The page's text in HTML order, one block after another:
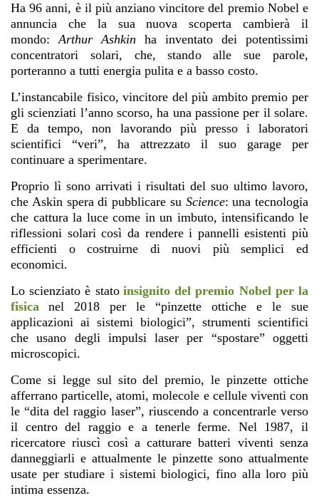
Ha 96 anni, è il più anziano vincitore del premio Nobel e
annuncia che la sua nuova scoperta cambierà il
mondo:Arthur Ashkin ha inventato dei potentissimi
concentratori solari, che, stando alle sue parole,
porteranno a tutti energia pulita e a basso costo.
L’instancabile fisico, vincitore del più ambito premio per
gli scienziati l’anno scorso, ha una passione per il solare.
E da tempo, non lavorando più presso i laboratori
scientifici “veri”, ha attrezzato il suo garage per
continuare a sperimentare.
Proprio lì sono arrivati i risultati del suo ultimo lavoro,
che Askin spera di pubblicare su Science: una tecnologia
che cattura la luce come in un imbuto, intensificando le
riflessioni solari così da rendere i pannelli esistenti più
efficienti o costruirne di nuovi più semplici ed
economici.
Lo scienziato è stato insignito del premio Nobel per la
fisica
nel 2018 per le “pinzette ottiche e le sue
applicazioni ai sistemi biologici”, strumenti scientifici
che usano degli impulsi laser per “spostare” oggetti
microscopici.
Come si legge sul sito del premio, le pinzette ottiche
afferrano particelle, atomi, molecole e cellule viventi con
le “dita del raggio laser”, riuscendo a concentrarle verso
il centro del raggio e a tenerle ferme. Nel 1987, il
ricercatore riuscì così a catturare batteri viventi senza
danneggiarli e attualmente le pinzette sono attualmente
usate per studiare i sistemi biologici, fino alla loro più
intima essenza.